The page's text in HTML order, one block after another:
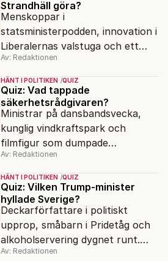
Strandhäll göra?
Menskoppar i
statsministerpodden, innovation i
Liberalernas valstuga och ett
rödgrönt parti som backar. Hur
gick politiksnacket i veckan?
Av: Redaktionen
HÄNT I POLITIKEN QUIZ
Quiz: Vad tappade
säkerhetsrådgivaren?
Ministrar på dansbandsvecka,
kunglig vindkraftspark och
filmfigur som dumpade
Liberalerna. Har du koll på
veckans politiska snackisar?
Av: Redaktionen
HÄNT I POLITIKEN QUIZ
Quiz: Vilken Trump-minister
hyllade Sverige?
Deckarförfattare i politiskt
upprop, småbarn i Pridetåg och
alkoholservering dygnet runt.
Har du koll på veckans politiska
Av: Redaktionen